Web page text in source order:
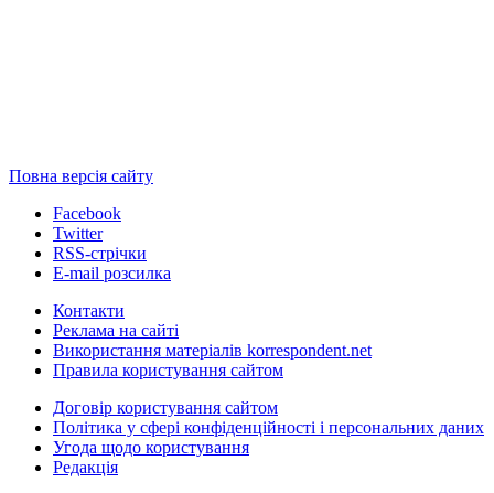
Повна версія сайту
Facebook
Twitter
RSS-стрічки
E-mail розсилка
Контакти
Реклама на сайті
Використання матеріалів korrespondent.net
Правила користування сайтом
Договір користування сайтом
Політика у сфері конфіденційності і персональних даних
Угода щодо користування
Редакція